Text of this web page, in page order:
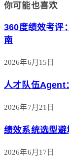
你可能也喜欢
360度绩效考评
南
2026年6月15日
人才队伍Agent
2026年7月21日
绩效系统选型
2026年6月17日